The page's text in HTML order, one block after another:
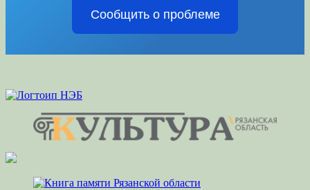
Сообщить о проблеме